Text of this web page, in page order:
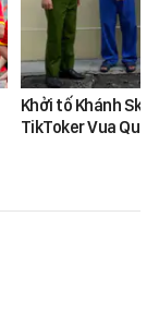
Khởi tố Khánh
TikToker Vua